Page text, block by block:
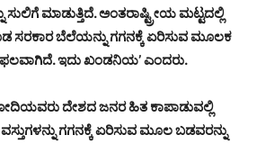
ಮಾಡುತ್ತಿದೆ. ಅಂತರಾಷ್ಟ್ರೀಯ ಮಟ್ಟದಲ್ಲಿ
ಸರಕಾರ ಬೆಲೆಯನ್ನು ಗಗನಕ್ಕೆ ಏರಿಸುವ ಮೂಲಕ
ಇದು ಖಂಡನಿಯ’ ಎಂದರು.
ದೇಶದ ಜನರ ಹಿತ ಕಾಪಾಡುವಲ್ಲಿ
ಗಗನಕ್ಕೆ ಏರಿಸುವ ಮೂಲ ಬಡವರನ್ನು